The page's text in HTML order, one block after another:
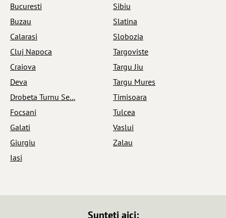
Bucuresti
Buzau
Calarasi
Cluj Napoca
Craiova
Deva
Drobeta Turnu Se...
Focsani
Galati
Giurgiu
Iasi
Sibiu
Slatina
Slobozia
Targoviste
Targu Jiu
Targu Mures
Timisoara
Tulcea
Vaslui
Zalau
Sunteti aici: